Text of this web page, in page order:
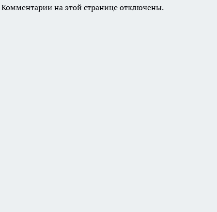
Комментарии на этой странице отключены.